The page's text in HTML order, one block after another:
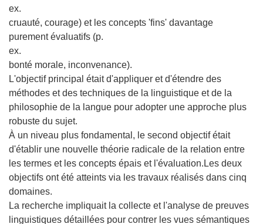
ex.
cruauté, courage) et les concepts 'fins' davantage
purement évaluatifs (p.
ex.
bonté morale, inconvenance).
L'objectif principal était d'appliquer et d'étendre des
méthodes et des techniques de la linguistique et de la
philosophie de la langue pour adopter une approche plus
robuste du sujet.
À un niveau plus fondamental, le second objectif était
d'établir une nouvelle théorie radicale de la relation entre
les termes et les concepts épais et l'évaluation.Les deux
objectifs ont été atteints via les travaux réalisés dans cinq
domaines.
La recherche impliquait la collecte et l'analyse de preuves
linguistiques détaillées pour contrer les vues sémantiques